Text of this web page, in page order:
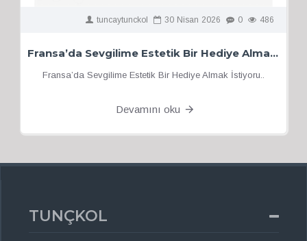
tuncaytunckol 30 Nisan 2026 0 486
Fransa’da Sevgilime Estetik Bir Hediye Almak İstiyorum
Fransa’da Sevgilime Estetik Bir Hediye Almak İstiyoru..
Devamını oku
TUNÇKOL